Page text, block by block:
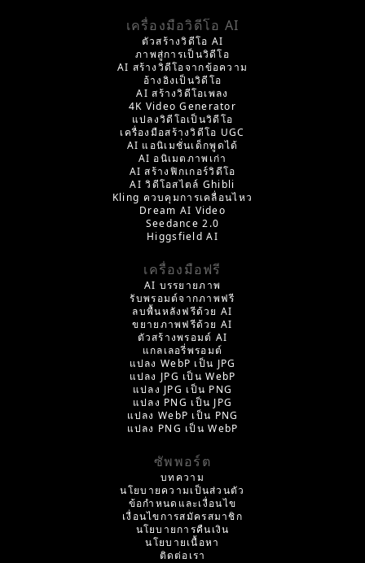
เครื่องมือวิดีโอ AI
ตัวสร้างวิดีโอ AI
ภาพสู่การเป็นวิดีโอ
AI สร้างวิดีโอจากข้อความ
อ้างอิงเป็นวิดีโอ
AI สร้างวิดีโอเพลง
4K Video Generator
แปลงวิดีโอเป็นวิดีโอ
เครื่องมือสร้างวิดีโอ UGC
AI แอนิเมชั่นเด็กพูดได้
AI อนิเมตภาพเก่า
AI สร้างฟิกเกอร์วิดีโอ
AI วิดีโอสไตล์ Ghibli
Kling ควบคุมการเคลื่อนไหว
Dream AI Video
Seedance 2.0
Higgsfield AI
เครื่องมือฟรี
AI บรรยายภาพ
รับพรอมต์จากภาพฟรี
ลบพื้นหลังฟรีด้วย AI
ขยายภาพฟรีด้วย AI
ตัวสร้างพรอมต์ AI
แกลเลอรี่พรอมต์
แปลง WebP เป็น JPG
แปลง JPG เป็น WebP
แปลง JPG เป็น PNG
แปลง PNG เป็น JPG
แปลง WebP เป็น PNG
แปลง PNG เป็น WebP
ซัพพอร์ต
บทความ
นโยบายความเป็นส่วนตัว
ข้อกำหนดและเงื่อนไข
เงื่อนไขการสมัครสมาชิก
นโยบายการคืนเงิน
นโยบายเนื้อหา
ติดต่อเรา